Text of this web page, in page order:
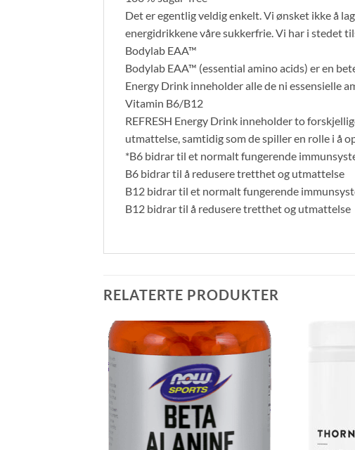
Det er egentlig veldig enkelt. Vi ønsket ikke å
energidrikkene våre sukkerfrie. Vi har i stedet
Bodylab EAA™
Bodylab EAA™ (essential amino acids) er en
Energy Drink inneholder alle de ni essensielle
Vitamin B6/B12
REFRESH Energy Drink inneholder to
utmattelse, samtidig som de spiller en rolle i å
*B6 bidrar til et normalt fungerende
B6 bidrar til å redusere tretthet og utmattelse
B12 bidrar til et normalt fungerende
B12 bidrar til å redusere tretthet og utmattelse
RELATERTE PRODUKTER